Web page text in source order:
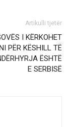
Artikulli tjetër
I KËRKOHET
PËR KËSHILL TË
ËSHTË
E SERBISË